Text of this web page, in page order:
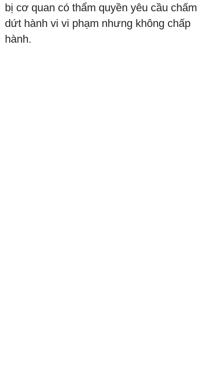
bị cơ quan có thẩm quyền yêu cầu chấm
dứt hành vi vi phạm nhưng không chấp
hành.